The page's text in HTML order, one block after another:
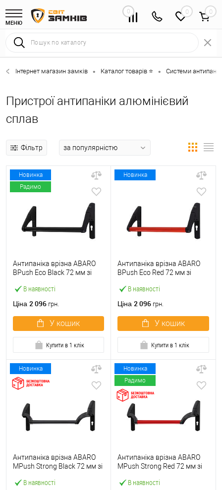
МЕНЮ
0 0
Інтернет магазин замків • Каталог товарів ⭐ • Системи
Пристрої антипаніки алюмінієвий
сплав
Фільтр
Новинка
Радимо
В наявності
Антипаніка врізна ABARO
BPush Eco Black 72 мм зі
Ціна 2 096 грн.
У кошик
Купити в 1 клік
Новинка
В наявності
Антипаніка врізна ABARO
BPush Eco Red 72 мм зі
Ціна 2 096 грн.
У кошик
Купити в 1 клік
Новинка
В наявності
Антипаніка врізна ABARO
МPush Strong Black 72 мм зі
Новинка
Радимо
В наявності
Антипаніка врізна ABARO
МPush Strong Red 72 мм зі